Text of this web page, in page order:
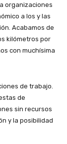
organizaciones
a los y las
Acabamos de
kilómetros por
con muchísima
de trabajo.
de
sin recursos
y la posibilidad